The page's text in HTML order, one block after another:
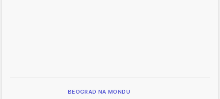
BEOGRAD NA MONDU